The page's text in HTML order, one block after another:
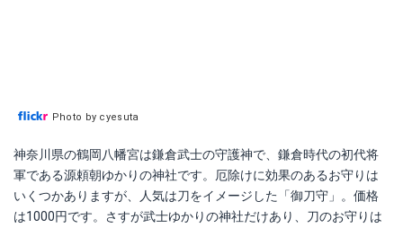
Photo by cyesuta
神奈川県の鶴岡八幡宮は鎌倉武士の守護神で、鎌倉時代の初代将
軍である源頼朝ゆかりの神社です。厄除けに効果のあるお守りは
いくつかありますが、人気は刀をイメージした「御刀守」。価格
は1000円です。さすが武士ゆかりの神社だけあり、刀のお守りは